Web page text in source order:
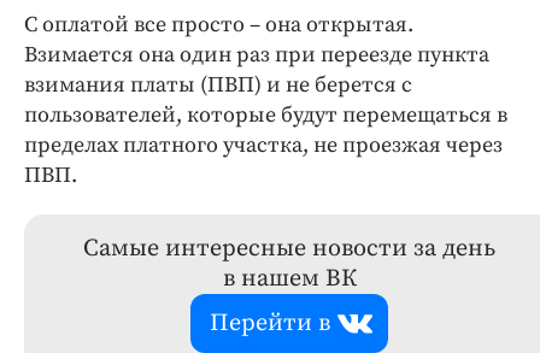
С оплатой все просто – она открытая.
Взимается она один раз при переезде пункта
взимания платы (ПВП) и не берется с
пользователей, которые будут перемещаться в
пределах платного участка, не проезжая через
ПВП.
Самые интересные новости за день
в нашем ВК
Перейти в